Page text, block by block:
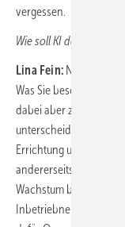
vergessen.
Wie soll KI denn
Lina Fein: Natürlich
Was Sie beschreiben,
dabei aber zwei
unterscheiden.
Errichtung und
andererseits
Wachstum beim
Inbetriebnehmer.